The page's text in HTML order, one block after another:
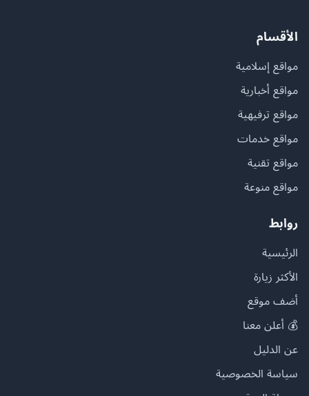
الأقسام
مواقع إسلامية
مواقع أخبارية
مواقع ترفيهية
مواقع خدمات
مواقع تقنية
مواقع منوعة
روابط
الرئيسية
الأكثر زيارة
أضف موقع
💰 أعلن معنا
عن الدليل
سياسة الخصوصية